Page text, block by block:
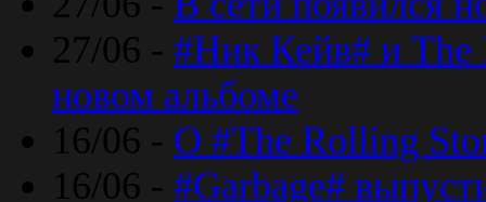
27/06 - #Ник Кейв# и The
новом альбоме
16/06 - О #The Rolling
16/06 - #Garbage#